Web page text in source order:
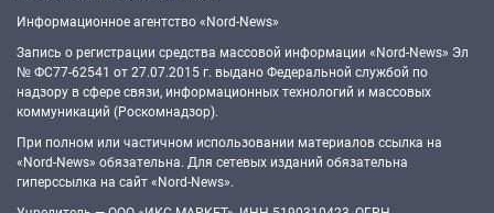
Информационное агентство «Nord-News»
Запись о регистрации средства массовой информации «Nord-News» Эл
№ ФС77-62541 от 27.07.2015 г. выдано Федеральной службой по
надзору в сфере связи, информационных технологий и массовых
коммуникаций (Роскомнадзор).
При полном или частичном использовании материалов ссылка на
«Nord-News» обязательна. Для сетевых изданий обязательна
гиперссылка на сайт «Nord-News».